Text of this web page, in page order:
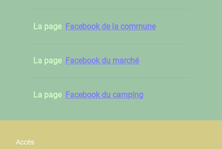
La page Facebook de la commune
La page Facebook du marché
La page Facebook du camping
Accès